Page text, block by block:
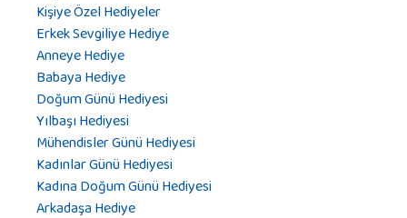
Kişiye Özel Hediyeler
Erkek Sevgiliye Hediye
Anneye Hediye
Babaya Hediye
Doğum Günü Hediyesi
Yılbaşı Hediyesi
Mühendisler Günü Hediyesi
Kadınlar Günü Hediyesi
Kadına Doğum Günü Hediyesi
Arkadaşa Hediye